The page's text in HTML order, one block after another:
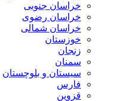
خراسان جنوبی
خراسان رضوی
خراسان شمالی
خوزستان
زنجان
سمنان
سیستان و بلوچستان
فارس
قزوین